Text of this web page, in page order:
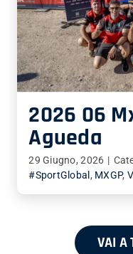
2026 06
Agueda
29 Giugno, 2026 |
#SportGlobal , MXGP,
VAI A